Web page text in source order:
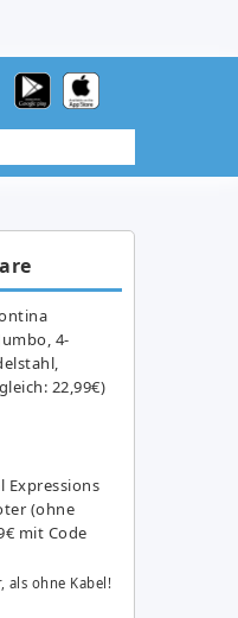
4-
22,99€)
Expressions
(ohne
mit Code
als ohne Kabel!